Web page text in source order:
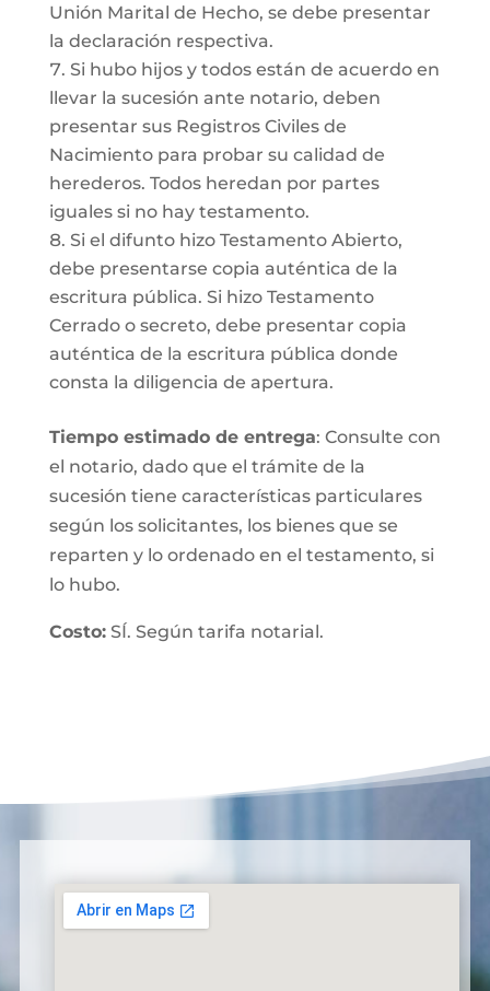
Unión Marital de Hecho, se debe presentar
la declaración respectiva.
Si hubo hijos y todos están de acuerdo en
llevar la sucesión ante notario, deben
presentar sus Registros Civiles de
Nacimiento para probar su calidad de
herederos. Todos heredan por partes
iguales si no hay testamento.
Si el difunto hizo Testamento Abierto,
debe presentarse copia auténtica de la
escritura pública. Si hizo Testamento
Cerrado o secreto, debe presentar copia
auténtica de la escritura pública donde
consta la diligencia de apertura.
Tiempo estimado de entrega: Consulte con
el notario, dado que el trámite de la
sucesión tiene características particulares
según los solicitantes, los bienes que se
reparten y lo ordenado en el testamento, si
lo hubo.
Costo:SÍ. Según tarifa notarial.